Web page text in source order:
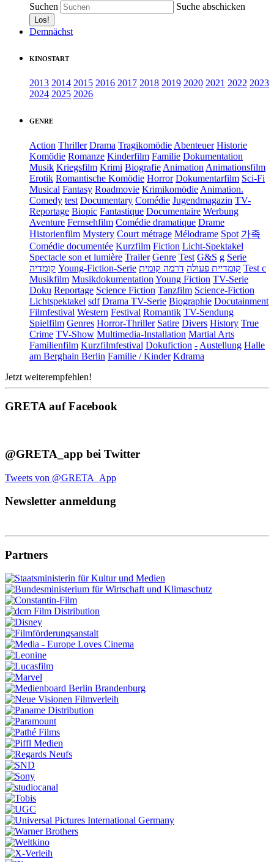
Suchen Suche abschicken
Demnächst
KINOSTART
2013 2014 2015 2016 2017 2018 2019 2020 2021 2022 2023
2024 2025 2026
GENRE
Action Thriller Drama Tragikomödie Abenteuer Historie
Komödie Romanze Kinderfilm Familie Dokumentation
Musik Kriegsfilm Krimi Biografie Animation Animationsfilm
Erotik Romantische Komödie Horror Dokumentarfilm Sci-Fi
Musical Fantasy Roadmovie Krimikomödie Animation.
Comedy test Documentary Comédie Jugendmagazin TV-
Reportage Biopic Fantastique Documentaire Werbung
Aventure Fernsehfilm Comédie dramatique Drame
Historienfilm Mystery Court métrage Mélodrame Spot 가족
Comédie documentée Kurzfilm Fiction Licht-Spektakel
Spectacle son et lumière Trailer Genre Test G&S g Serie
קומדיה Young-Fiction-Serie קומדיית פעולה דרמה קומית
Test c
Musikfilm Musikdokumentation Young Fiction TV-Serie
Doku Reportage Science Fiction Tanzfilm Science-Fiction
Lichtspektakel sdf Drama TV-Serie Biographie Docutainment
Filmfestival Western Festival Romantik TV-Sendung
Spielfilm Genres Horror-Thriller Satire Divers History True
Crime TV-Show Multimedia-Installation Martial Arts
Familienfilm Kurzfilmfestival Dokufiction - Austellung Halle
am Berghain Berlin Familie / Kinder Kdrama
Jetzt weiterempfehlen!
GRETA auf Facebook
@GRETA_app bei Twitter
Tweets von @GRETA_App
Newsletter anmeldung
Partners